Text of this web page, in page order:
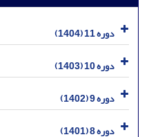
دوره 11 (1404)
دوره 10 (1403)
دوره 9 (1402)
دوره 8 (1401)